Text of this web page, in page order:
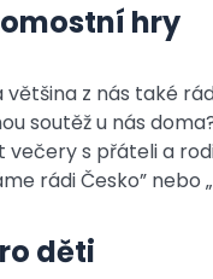
hry
z nás také
soutěž u nás
s přáteli a
rádi Česko” nebo
děti